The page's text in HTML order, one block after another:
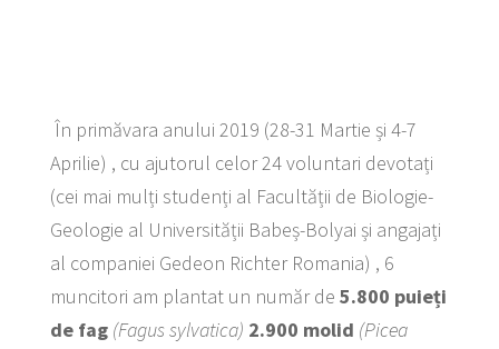
În primăvara anului 2019 (28-31 Martie și 4-7
Aprilie) , cu ajutorul celor 24 voluntari devotați
(cei mai mulți studenți al Facultății de Biologie-
Geologie al Universității Babeș-Bolyai și angajați
al companiei Gedeon Richter Romania) , 6
muncitori am plantat un număr de 5.800 puieți
de fag (Fagus sylvatica) 2.900 molid (Picea